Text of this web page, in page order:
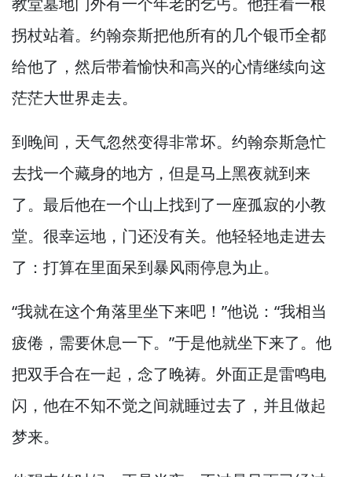
拐杖站着。 约翰奈斯把他所有的几个银币全都
给他了， 然后带着愉快和高兴的心情继续向这
茫茫大世界走去。
到晚间， 天气忽然变得非常坏。 约翰奈斯急忙
去找一个藏身的地方， 但是马上黑夜就到来
了。 最后他在一个山上找到了一座孤寂的小教
堂。 很幸运地， 门还没有关。 他轻轻地走进去
了：打算在里面呆到暴风雨停息为止。
“我就在这个角落里坐下来吧！”他说：“我相当
疲倦， 需要休息一下。”于是他就坐下来了。 他
把双手合在一起， 念了晚祷。 外面正是雷鸣电
闪， 他在不知不觉之间就睡过去了， 并且做起
梦来。